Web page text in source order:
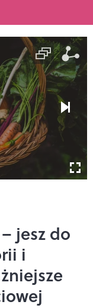
jesz do
i